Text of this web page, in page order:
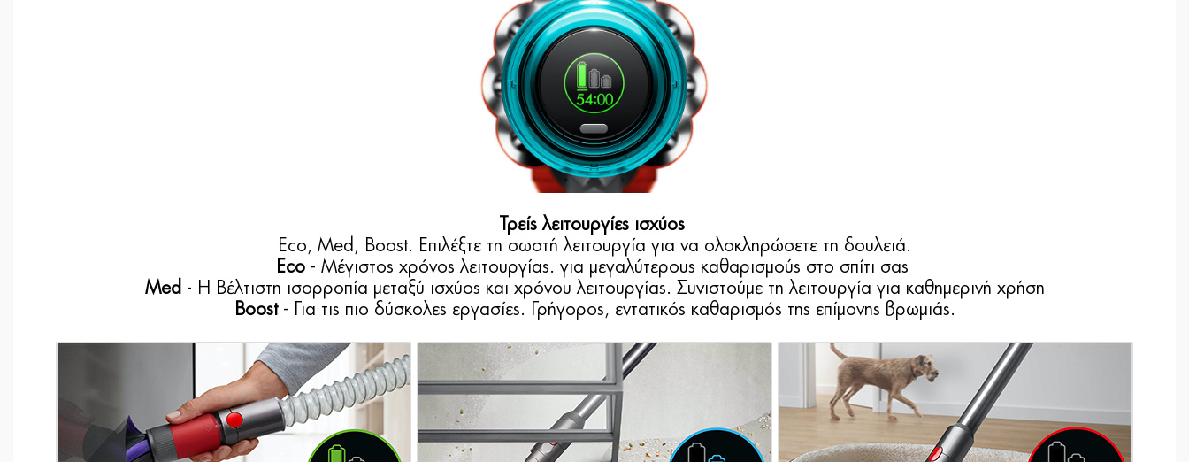
Τρείς λειτουργίες ισχύος
Eco, Med, Boost. Επιλέξτε τη σωστή λειτουργία για να ολοκληρώσετε τη δουλειά.
Eco - Μέγιστος χρόνος λειτουργίας. για μεγαλύτερους καθαρισμούς στο σπίτι σας
Med - Η Βέλτιστη ισορροπία μεταξύ ισχύος και χρόνου λειτουργίας. Συνιστούμε τη λειτουργία για καθημερινή χρήση
Boost - Για τις πιο δύσκολες εργασίες. Γρήγορος, εντατικός καθαρισμός της επίμονης βρωμιάς.